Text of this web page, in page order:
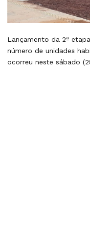
Lançamento da 2ª
número de unidades
ocorreu neste sábado